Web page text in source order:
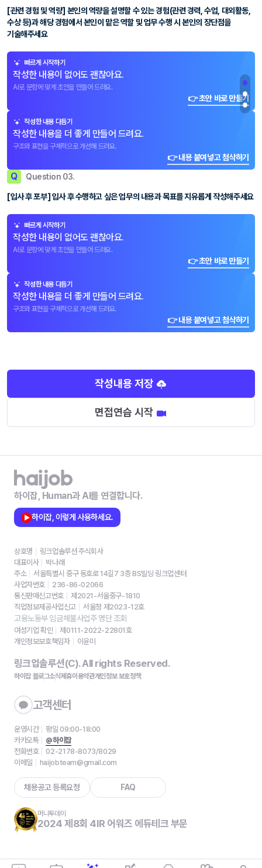
[관련 경험 및 역량] 본인의 역량을 설명할 수 있는 경험(관련 경력, 수업, 대외활동,
수상 등)과 해당 경험에서 본인이 맡은 역할 및 업무 수행 시 본인의 장단점을
기술해주세요
빠르게 시작하기
작성한 내용이 없어도 괜찮아요.
AI로 문항에 맞게 초안을 만들어 드려요.
👉 초안 바로 만들기
작성한 내용 다듬기
작성한 내용을 더 좋게 만들어 드려요.
구조와 표현을 구체적으로 개선해 드려요.
👉 내용 붙여넣고 첨삭하기
Q Question 03.
[입사 후 포부] 입사 후 수행하고 싶은 업무의 내용과 목표를 지유롭게 작성해주세요
빠르게 시작하기
작성한 내용이 없어도 괜찮아요.
AI로 문항에 맞게 초안을 만들어 드려요.
👉 초안 바로 만들기
작성한 내용 다듬기
작성한 내용을 더 좋게 만들어 드려요.
구조와 표현을 구체적으로 개선해 드려요.
👉 내용 붙여넣고 첨삭하기
작성내용 저장
면접연습 시작
하이잡, Human과 AI를 연결합니다.
하이잡, 이렇게 사용하세요.
상호명
링크업솔루션 주식회사
대표이사
박나래
주소
서울특별시 중구 동호로 14길7 3층 BS빌딩 링크업센터
사업자번호
236-86-02066
통신판매신고번호
제2021-서울중구-1810
직업정보제공사업신고
서울청 제2023-12호
고용노동부 임금체불사업주 명단 조회
여성기업 확인
제0111-2022-22801호
개인정보보호책임자
이윤미
링크업솔루션(C). All rights Reserved.
하이잡 블로그소식제휴이용약관개인정보 보호정책
고객센터
운영시간
평일 09:00-18:00
카카오톡
@하이잡
전화번호
02-2178-8073/8029
이메일
haijobteam@gmail.com
채용공고 등록요청 FAQ
머니투데이
2024 제8회 4IR 어워즈 에듀테크 부문